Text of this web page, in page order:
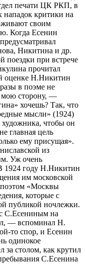
печати ЦК РКП, в
нападок критики на
своим
Когда Есенин
Никитина и др.
поездки при встрече
прочитал
оценке Н.Никитин
в поэме не
мою сторону, —
хочешь? Так, что
мысли» (1924)
художника, чтобы он
главная цель
ему присущая».
из
Уж очень
1924 году Н.Никитин
им московской
поэтом «Москвы
которые с
публикой ночлежки.
с С.Есениным на
— вспоминал Н.
то спор, и Есенин
одинокое
за столом, как крутил
С.Есенина